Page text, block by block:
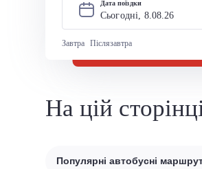
Дата поїздки
Сьогодні, 8.08.26
Завтра Післязавтра
На цій
Популярні автобусні